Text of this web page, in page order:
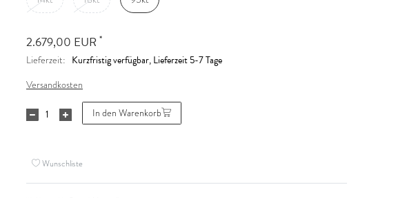
2.679,00 EUR *
Lieferzeit: Kurzfristig verfügbar, Lieferzeit 5-7 Tage
Versandkosten
In den Warenkorb
Wunschliste